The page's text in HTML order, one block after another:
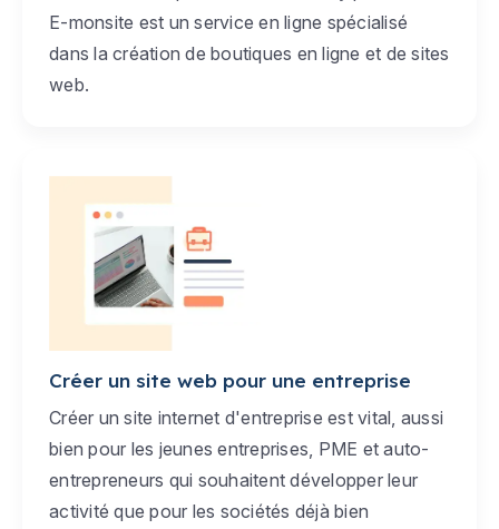
E-monsite est un service en ligne spécialisé
dans la création de boutiques en ligne et de sites
web.
Créer un site web pour une entreprise
Créer un site internet d'entreprise est vital, aussi
bien pour les jeunes entreprises, PME et auto-
entrepreneurs qui souhaitent développer leur
activité que pour les sociétés déjà bien